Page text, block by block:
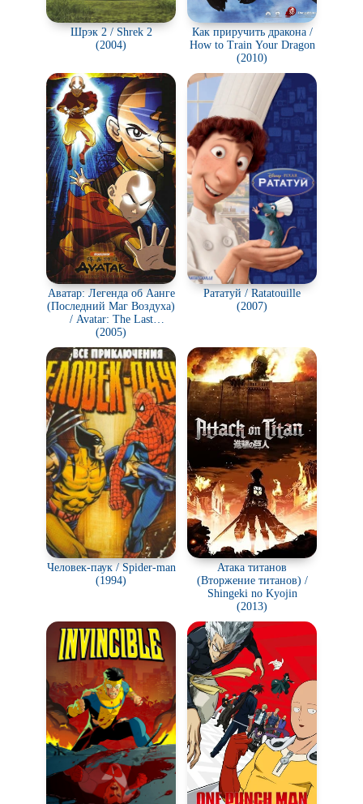
Шрэк 2 / Shrek 2
(2004)
Как приручить дракона /
How to Train Your Dragon
(2010)
Аватар: Легенда об Аанге
(Последний Маг Воздуха)
/ Avatar: The Last
Airbender
(2005)
Рататуй / Ratatouille
(2007)
Человек-паук / Spider-man
(1994)
Атака титанов
(Вторжение титанов) /
Shingeki no Kyojin
(2013)